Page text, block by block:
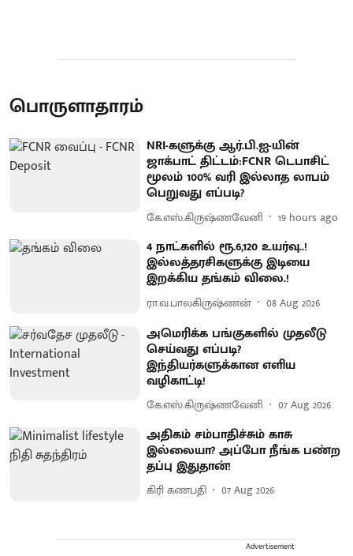
பொருளாதாரம்
NRI-களுக்கு ஆர்.பி.ஐ-யின்
ஜாக்பாட் திட்டம்:FCNR டெபாசிட்
மூலம் 100% வரி இல்லாத லாபம்
பெறுவது எப்படி?
கே.எஸ்.கிருஷ்ணவேனி 19 hours ago
4 நாட்களில் ரூ.6,120 உயர்வு..!
இல்லத்தரசிகளுக்கு இடியை
இறக்கிய தங்கம் விலை.!
ரா.வ.பாலகிருஷ்ணன் 08 Aug 2026
அமெரிக்க பங்குகளில் முதலீடு
செய்வது எப்படி?
இந்தியர்களுக்கான எளிய
வழிகாட்டி!
கே.எஸ்.கிருஷ்ணவேனி 07 Aug 2026
அதிகம் சம்பாதிச்சும் காசு
இல்லையா? அப்போ நீங்க பண்ற
தப்பு இதுதான்!
கிரி கணபதி 07 Aug 2026
Advertisement